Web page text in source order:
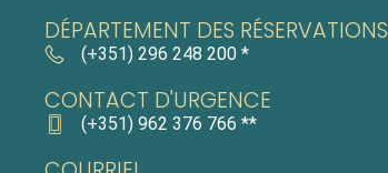
DÉPARTEMENT DES RÉSERVATIONS
(+351) 296 248 200 *
CONTACT D'URGENCE
(+351) 962 376 766 **